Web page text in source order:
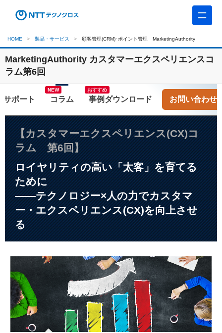
HOME 製品・サービス 顧客管理(CRM)･ポイント管理 MarketingAuthority
MarketingAuthority カスタマーエクスペリエンスコ
ラム第6回
コラム
おすすめ
お問い合わせ
【カスタマーエクスペリエンス(CX)コ
ラム 第6回】
ロイヤリティの高い「太客」を育てる
ために
――テクノロジー×人の力でカスタマ
ー・エクスペリエンス(CX)を向上させ
る